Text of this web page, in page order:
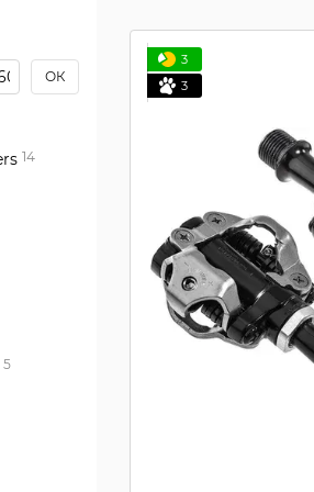
3
3
ОК
14
5